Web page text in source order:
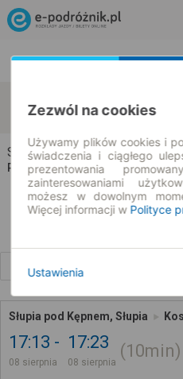
08.08.2026 | -- : --
Słupia pod Kępnem → Kostów
Rozkład jazdy i bilety
Słupia pod Kępnem, Słupia
17:13
08 sierpnia
17:23
08 sierpnia
10min
Zezwól na cookies
Używamy plików cookies i
świadczenia i ciągłego
prezentowania
zainteresowaniami
możesz w dowolnym
Więcej informacji w Polityce
Ustawienia